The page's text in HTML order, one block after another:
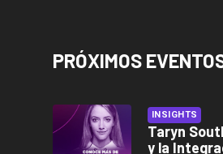
PRÓXIMOS
INSIGHTS
Taryn
y la